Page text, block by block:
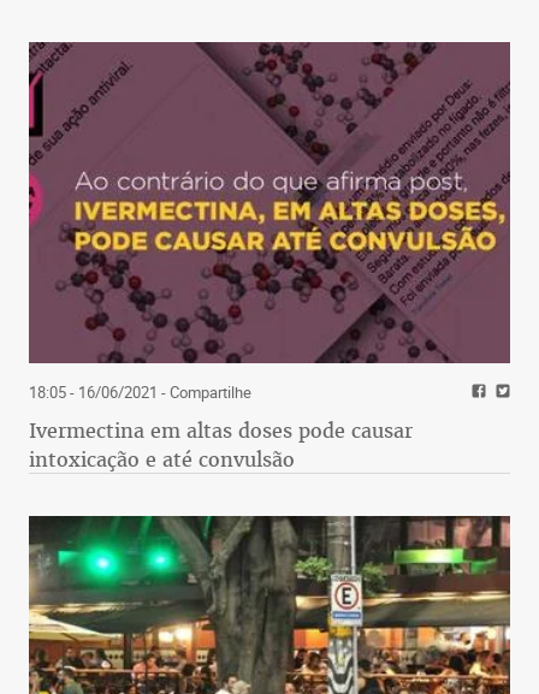
18:05 - 16/06/2021 - Compartilhe
Ivermectina em altas doses pode causar
intoxicação e até convulsão